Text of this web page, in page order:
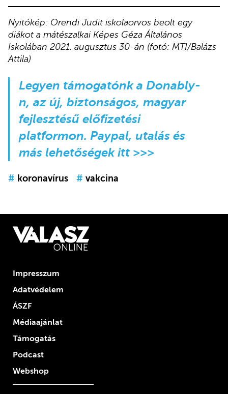
Nyitókép: Orendi Judit iskolaorvos beolt egy
diákot a mátészalkai Képes Géza Általános
Iskolában 2021. augusztus 30-án (fotó: MTI/Balázs
Attila)
Legyen támogatónka Donably-
n, az új, biztonságos, magyar
fejlesztésű előfizetési
platformon. Paypal, utalás és
más lehetőségekitt >>>
# koronavírus # vakcina
Impresszum
Adatvédelem
ÁSZF
Médiaajánlat
Támogatás
Podcast
Webshop